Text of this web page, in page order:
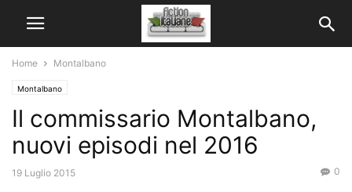
Home Montalbano
Montalbano
Il commissario Montalbano,
nuovi episodi nel 2016
19 Luglio 2015 0